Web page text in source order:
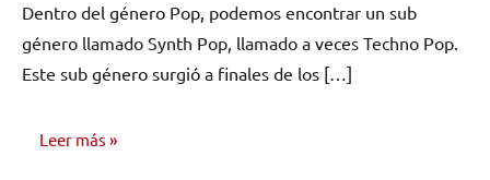
comentarios
Dentro del género Pop, podemos encontrar un sub
género llamado Synth Pop, llamado a veces Techno Pop.
Este sub género surgió a finales de los […]
Leer más